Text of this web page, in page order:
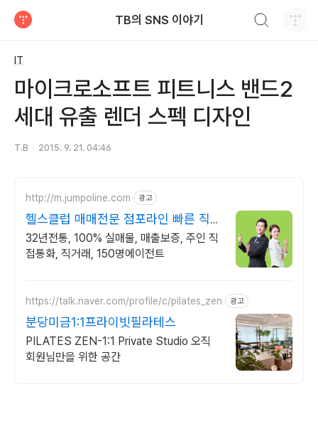
TB의 SNS 이야기
IT
마이크로소프트 피트니스 밴드2
세대 유출 렌더 스펙 디자인
T.B 2015. 9. 21. 04:46
http://m.jumpoline.com 광고
헬스클럽 매매전문 점포라인 빠른 직거
래 & 안전중개거래
32년전통, 100% 실매물, 매출보증, 주인 직
접통화, 직거래, 150명에이전트
https://talk.naver.com/profile/c/pilates_zen 광고
분당미금1:1프라이빗필라테스
PILATES ZEN-1:1 Private Studio 오직
회원님만을 위한 공간